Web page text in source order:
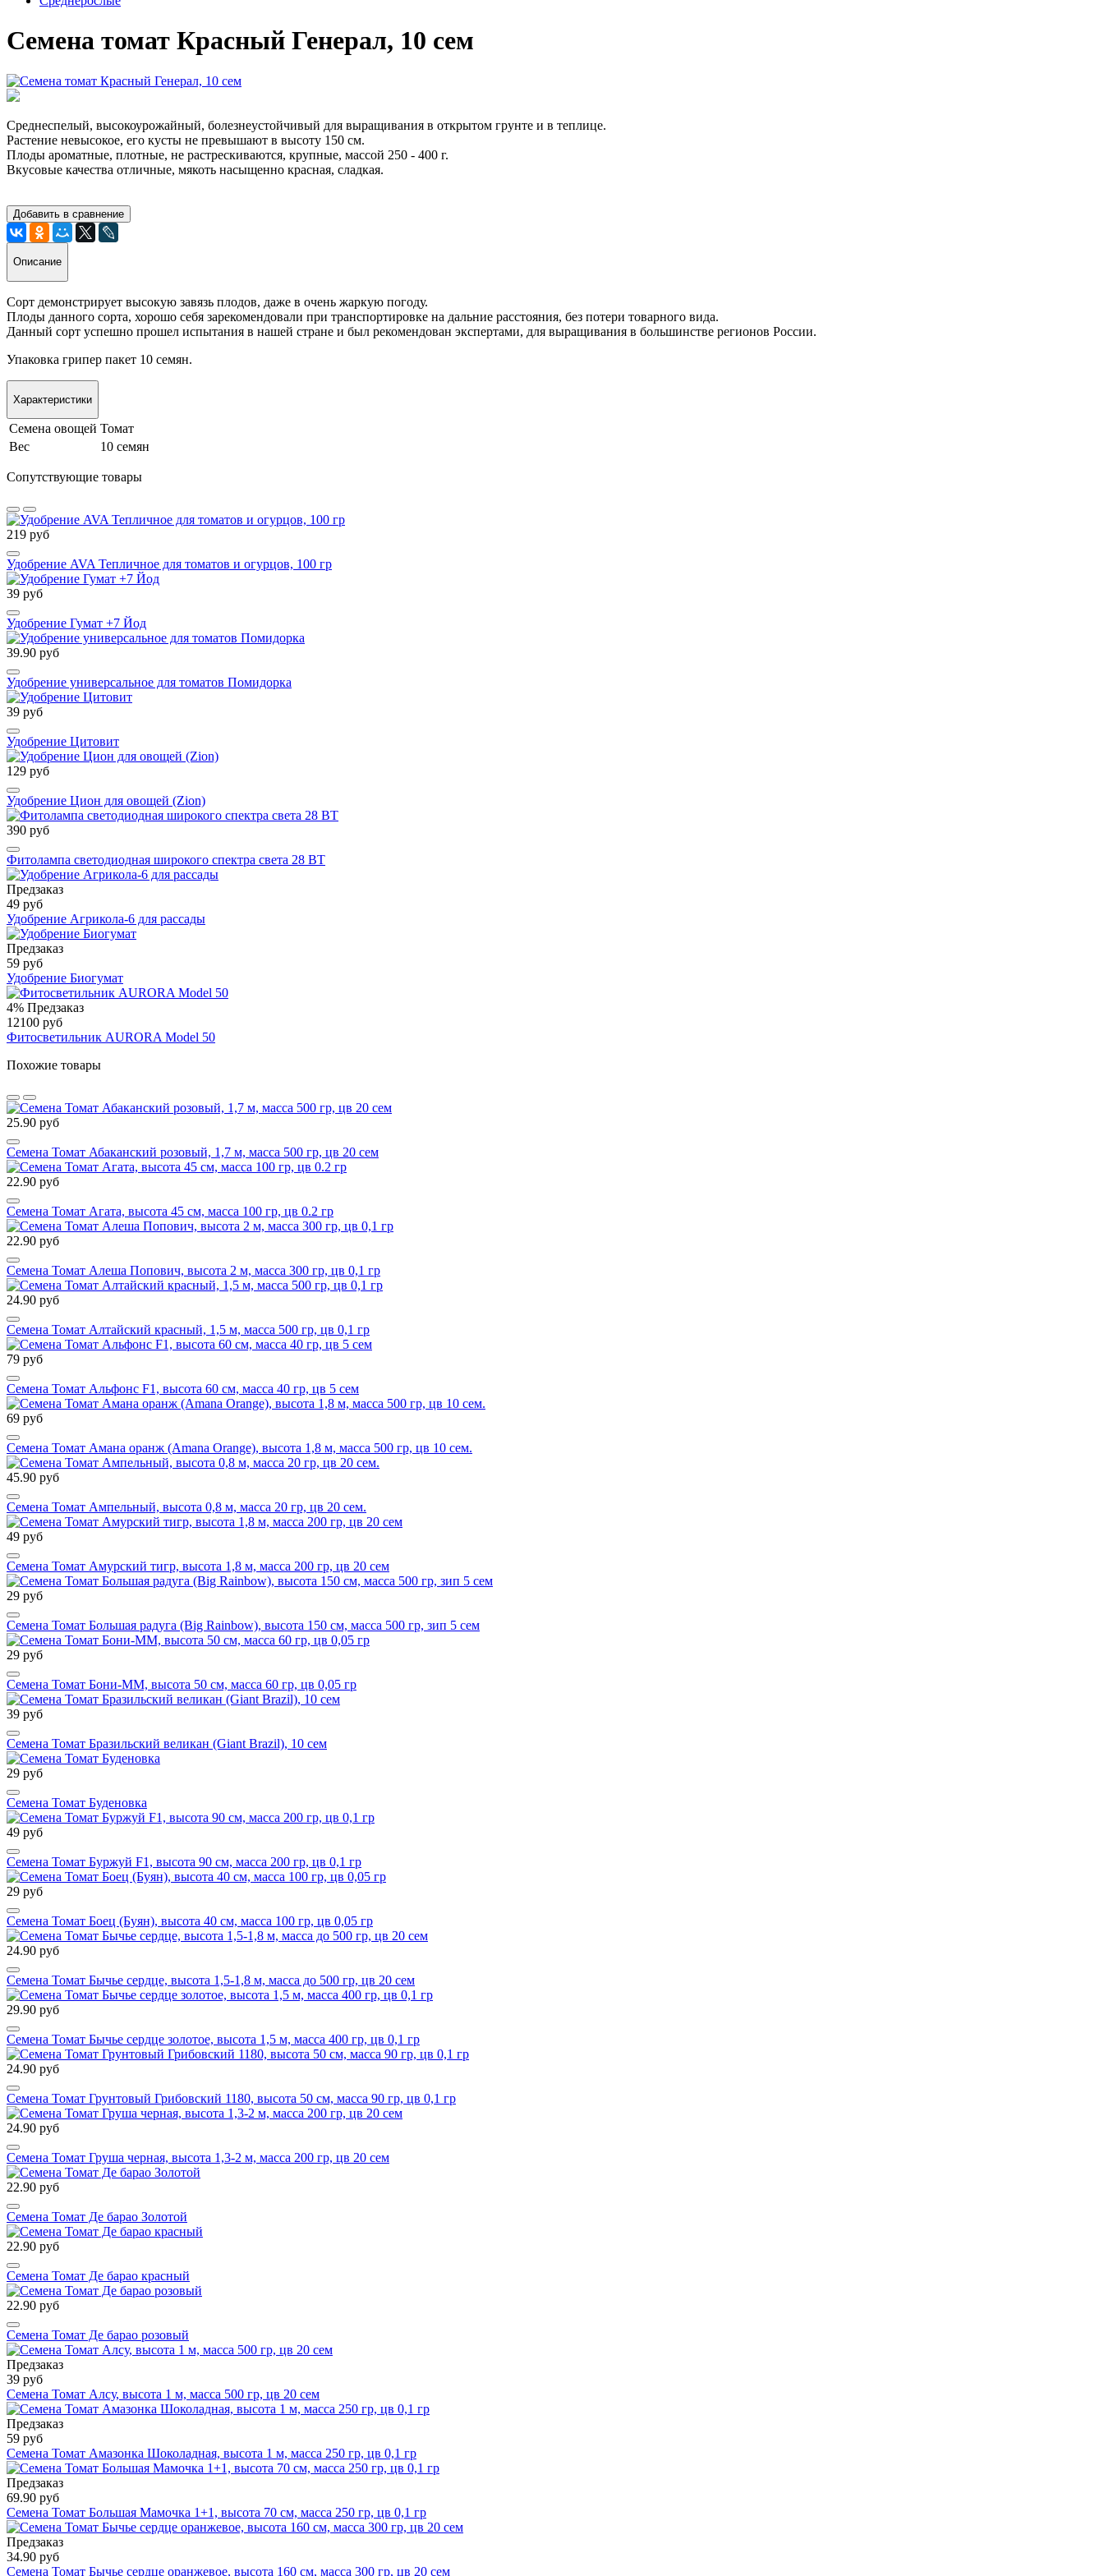
Семена томат Красный Генерал, 10 сем
Среднеспелый, высокоурожайный, болезнеустойчивый для выращивания в открытом грунте и в теплице.
Растение невысокое, его кусты не превышают в высоту 150 см.
Плоды ароматные, плотные, не растрескиваются, крупные, массой 250 - 400 г.
Вкусовые качества отличные, мякоть насыщенно красная, сладкая.
Добавить в сравнение
Описание
Сорт демонстрирует высокую завязь плодов, даже в очень жаркую погоду.
Плоды данного сорта, хорошо себя зарекомендовали при транспортировке на дальние расстояния, без потери товарного вида.
Данный сорт успешно прошел испытания в нашей стране и был рекомендован экспертами, для выращивания в большинстве регионов России.
Упаковка грипер пакет 10 семян.
Характеристики
Семена овощей Томат
Вес
10 семян
Сопутствующие товары
219 руб
Удобрение AVA Тепличное для томатов и огурцов, 100 гр
39 руб
Удобрение Гумат +7 Йод
39.90 руб
Удобрение универсальное для томатов Помидорка
39 руб
Удобрение Цитовит
129 руб
Удобрение Цион для овощей (Zion)
390 руб
Фитолампа светодиодная широкого спектра света 28 ВТ
Предзаказ
49 руб
Удобрение Агрикола-6 для рассады
Предзаказ
59 руб
Удобрение Биогумат
4% Предзаказ
12100 руб
Фитосветильник AURORA Model 50
Похожие товары
25.90 руб
Семена Томат Абаканский розовый, 1,7 м, масса 500 гр, цв 20 сем
22.90 руб
Семена Томат Агата, высота 45 см, масса 100 гр, цв 0.2 гр
22.90 руб
Семена Томат Алеша Попович, высота 2 м, масса 300 гр, цв 0,1 гр
24.90 руб
Семена Томат Алтайский красный, 1,5 м, масса 500 гр, цв 0,1 гр
79 руб
Семена Томат Альфонс F1, высота 60 см, масса 40 гр, цв 5 сем
69 руб
Семена Томат Амана оранж (Amana Orange), высота 1,8 м, масса 500 гр, цв 10 сем.
45.90 руб
Семена Томат Ампельный, высота 0,8 м, масса 20 гр, цв 20 сем.
49 руб
Семена Томат Амурский тигр, высота 1,8 м, масса 200 гр, цв 20 сем
29 руб
Семена Томат Большая радуга (Big Rainbow), высота 150 см, масса 500 гр, зип 5 сем
29 руб
Семена Томат Бони-ММ, высота 50 см, масса 60 гр, цв 0,05 гр
39 руб
Семена Томат Бразильский великан (Giant Brazil), 10 сем
29 руб
Семена Томат Буденовка
49 руб
Семена Томат Буржуй F1, высота 90 см, масса 200 гр, цв 0,1 гр
29 руб
Семена Томат Боец (Буян), высота 40 см, масса 100 гр, цв 0,05 гр
24.90 руб
Семена Томат Бычье сердце, высота 1,5-1,8 м, масса до 500 гр, цв 20 сем
29.90 руб
Семена Томат Бычье сердце золотое, высота 1,5 м, масса 400 гр, цв 0,1 гр
24.90 руб
Семена Томат Грунтовый Грибовский 1180, высота 50 см, масса 90 гр, цв 0,1 гр
24.90 руб
Семена Томат Груша черная, высота 1,3-2 м, масса 200 гр, цв 20 сем
22.90 руб
Семена Томат Де барао Золотой
22.90 руб
Семена Томат Де барао красный
22.90 руб
Семена Томат Де барао розовый
Предзаказ
39 руб
Семена Томат Алсу, высота 1 м, масса 500 гр, цв 20 сем
Предзаказ
59 руб
Семена Томат Амазонка Шоколадная, высота 1 м, масса 250 гр, цв 0,1 гр
Предзаказ
69.90 руб
Семена Томат Большая Мамочка 1+1, высота 70 см, масса 250 гр, цв 0,1 гр
Предзаказ
34.90 руб
Семена Томат Бычье сердце оранжевое, высота 160 см, масса 300 гр, цв 20 сем